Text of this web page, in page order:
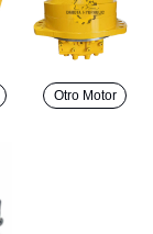
Otro Motor